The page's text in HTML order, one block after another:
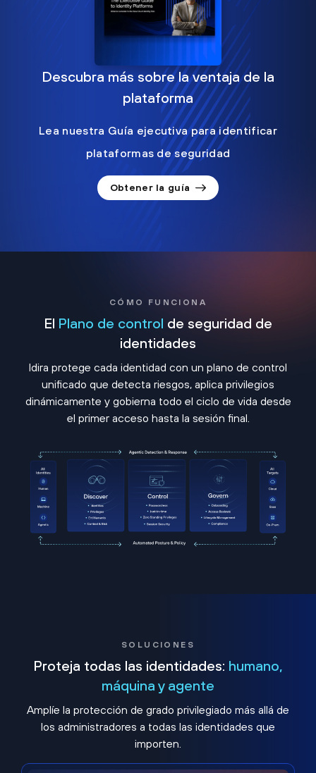
Descubra más sobre la ventaja de la
plataforma
Lea nuestra Guía ejecutiva para identificar
plataformas de seguridad
Obtener la guía
CÓMO FUNCIONA
El Plano de control de seguridad de
identidades
Idira protege cada identidad con un plano de control
unificado que detecta riesgos, aplica privilegios
dinámicamente y gobierna todo el ciclo de vida desde
el primer acceso hasta la sesión final.
SOLUCIONES
Proteja todas las identidades: humano,
máquina y agente
Amplíe la protección de grado privilegiado más allá de
los administradores a todas las identidades que
importen.